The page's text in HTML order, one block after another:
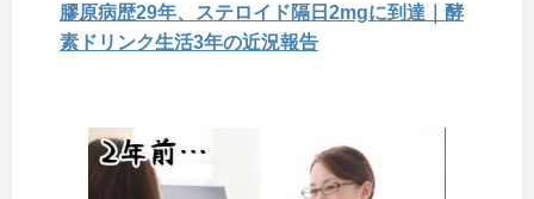
膠原病歴29年、ステロイド隔日2mgに到達｜酵
素ドリンク生活3年の近況報告